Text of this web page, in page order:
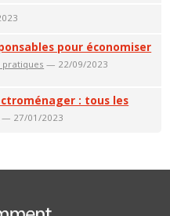
pour économiser
pratiques — 22/09/2023
: tous les
— 27/01/2023